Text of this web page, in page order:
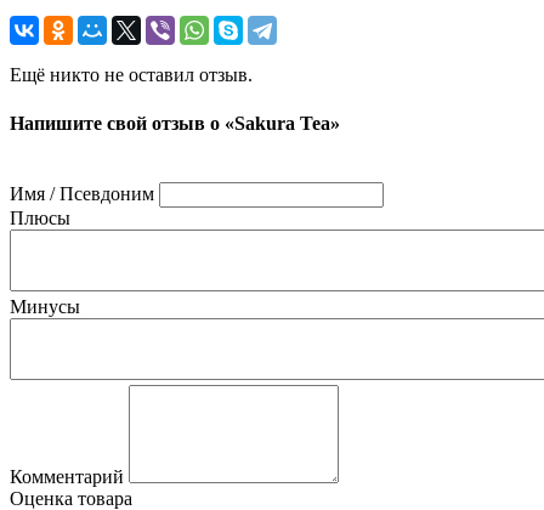
Ещё никто не оставил отзыв.
Напишите свой отзыв о «Sakura Tea»
Имя / Псевдоним
Плюсы
Минусы
Комментарий
Оценка товара